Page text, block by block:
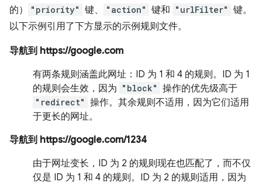
的）
"priority" 键、 "action" 键和 "urlFilter" 键。
以下示例引用了下方显示的示例规则文件。
导航到 https://google.com
有两条规则涵盖此网址：ID 为 1 和 4 的规则。ID 为 1
的规则会生效，因为 "block" 操作的优先级高于
"redirect" 操作。其余规则不适用，因为它们适用
于更长的网址。
导航到 https://google.com/1234
由于网址变长，ID 为 2 的规则现在也匹配了，而不仅
仅是 ID 为 1 和 4 的规则。ID 为 2 的规则适用，因为